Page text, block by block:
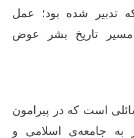
تدبیر شده بود؛ عمل
تاریخ بشر عوض
است که در پیرامون
به جامعه‌ی اسلامی و